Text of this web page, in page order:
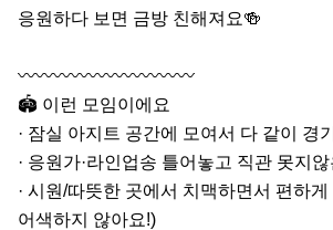
응원하다 보면 금방 친해져요🍻
〰️〰️〰️〰️〰️〰️〰️〰️〰️〰️
🏟 이런 모임이에요
· 잠실 아지트 공간에 모여서 다 같이 경
· 응원가·라인업송 틀어놓고 직관 못지
· 시원/따뜻한 곳에서 치맥하면서 편하
어색하지 않아요!)